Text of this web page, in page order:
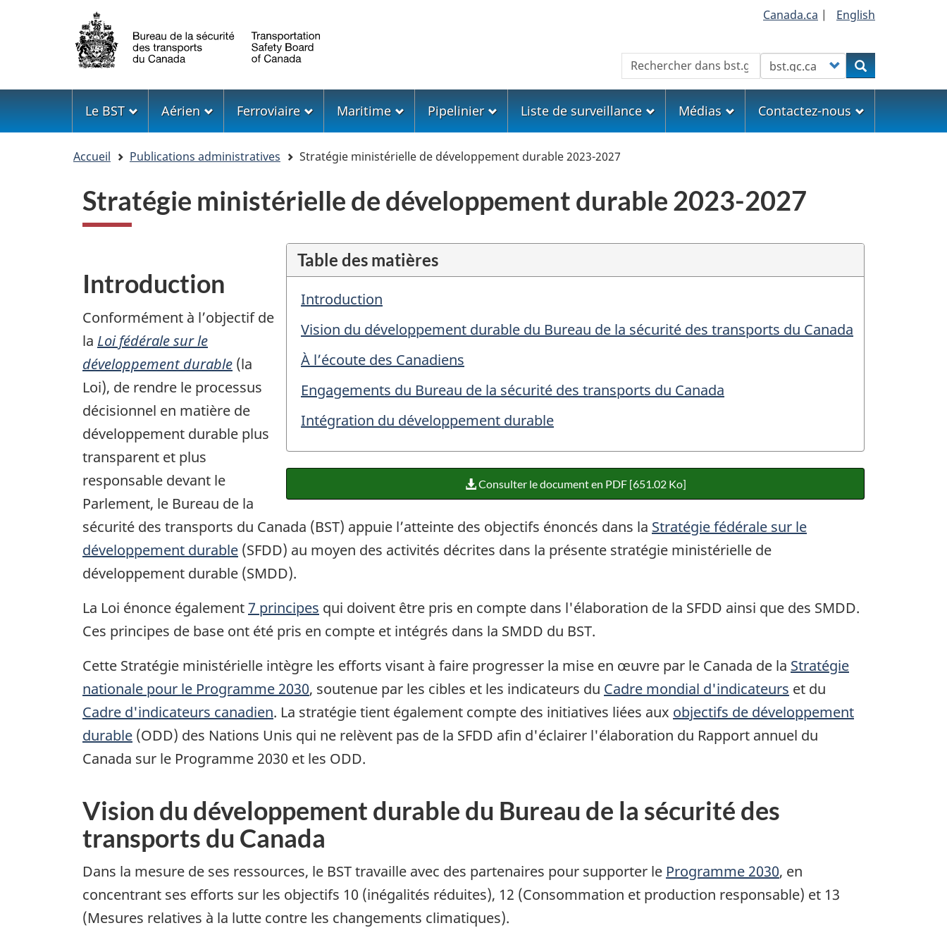
Sélection
de
la
langue
Canada.ca | English
Rechercher Customize your searchRechercher
Menu
Le BST Aérien Ferroviaire Maritime Pipelinier Liste de surveillance Médias Contactez-nous
Accueil Publications administratives Stratégie ministérielle de développement durable 2023-2027
Stratégie ministérielle de développement durable 2023-2027
Table des matières
Introduction
Vision du développement durable du Bureau de la sécurité des transports du Canada
À l’écoute des Canadiens
Engagements du Bureau de la sécurité des transports du Canada
Intégration du développement durable
Consulter le document en PDF [651.02 Ko]
Introduction
Conformément à l’objectif de
la Loi fédérale sur le
développement durable (la
Loi), de rendre le processus
décisionnel en matière de
développement durable plus
transparent et plus
responsable devant le
Parlement, le Bureau de la
sécurité des transports du Canada (BST) appuie l’atteinte des objectifs énoncés dans la Stratégie fédérale sur le
développement durable (SFDD) au moyen des activités décrites dans la présente stratégie ministérielle de
développement durable (SMDD).
La Loi énonce également7 principes qui doivent être pris en compte dans l'élaboration de la SFDD ainsi que des SMDD.
Ces principes de base ont été pris en compte et intégrés dans la SMDD du BST.
Cette Stratégie ministérielle intègre les efforts visant à faire progresser la mise en œuvre par le Canada de la Stratégie
nationale pour le Programme 2030, soutenue par les cibles et les indicateurs du Cadre mondial d'indicateurs et du
Cadre d'indicateurs canadien. La stratégie tient également compte des initiatives liées aux objectifs de développement
durable (ODD) des Nations Unis qui ne relèvent pas de la SFDD afin d'éclairer l'élaboration du Rapport annuel du
Canada sur le Programme 2030 et les ODD.
Vision du développement durable du Bureau de la sécurité des
transports du Canada
Dans la mesure de ses ressources, le BST travaille avec des partenaires pour supporter le Programme 2030, en
concentrant ses efforts sur les objectifs 10 (inégalités réduites), 12 (Consommation et production responsable) et 13
(Mesures relatives à la lutte contre les changements climatiques).